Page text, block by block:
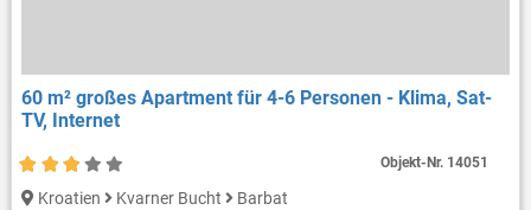
60 m² großes Apartment für 4-6 Personen - Klima, Sat-
TV, Internet
Kroatien Kvarner Bucht Barbat
Objekt-Nr. 14051